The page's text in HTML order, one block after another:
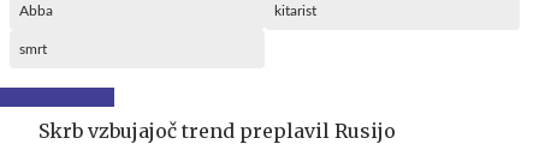
Abba kitarist
smrt
Skrb vzbujajoč trend preplavil Rusijo